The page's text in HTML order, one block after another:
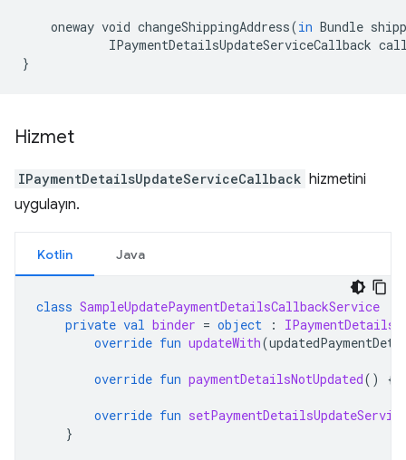
oneway void changeShippingAddress(in Bundle
IPaymentDetailsUpdateServiceCallback
}
Hizmet
IPaymentDetailsUpdateServiceCallback hizmetini
uygulayın.
Kotlin Java
class SampleUpdatePaymentDetailsCallbackService
private val binder = object :
override fun updateWith(
override fun paymentDetailsNotUpdated() {}
override fun
}